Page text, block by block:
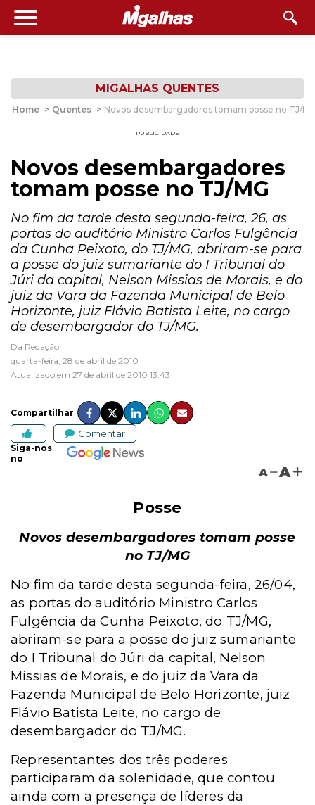
MIGALHAS QUENTES
Home > Quentes > Novos desembargadores tomam posse no TJ/
PUBLICIDADE
Novos desembargadores
tomam posse no TJ/MG
No fim da tarde desta segunda-feira, 26, as
portas do auditório Ministro Carlos Fulgência
da Cunha Peixoto, do TJ/MG, abriram-se para
a posse do juiz sumariante do I Tribunal do
Júri da capital, Nelson Missias de Morais, e do
juiz da Vara da Fazenda Municipal de Belo
Horizonte, juiz Flávio Batista Leite, no cargo
de desembargador do TJ/MG.
Da Redação
quarta-feira, 28 de abril de 2010
Atualizado em 27 de abril de 2010 13:43
Compartilhar
Comentar
Siga-nos
no
A A
Posse
Novos desembargadores tomam posse
no TJ/MG
No fim da tarde desta segunda-feira, 26/04,
as portas do auditório Ministro Carlos
Fulgência da Cunha Peixoto, do TJ/MG,
abriram-se para a posse do juiz sumariante
do I Tribunal do Júri da capital, Nelson
Missias de Morais, e do juiz da Vara da
Fazenda Municipal de Belo Horizonte, juiz
Flávio Batista Leite, no cargo de
desembargador do TJ/MG.
Representantes dos três poderes
participaram da solenidade, que contou
ainda com a presença de líderes da